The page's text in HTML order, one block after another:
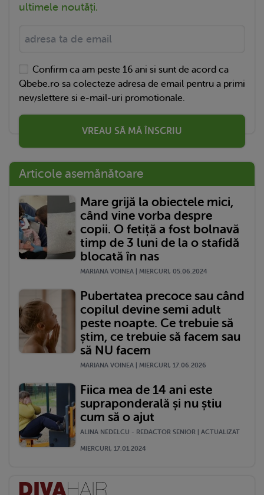
ultimele noutăți.
Confirm ca am peste 16 ani si sunt de acord ca
Qbebe.ro sa colecteze adresa de email pentru a primi
newslettere si e-mail-uri promotionale.
VREAU SĂ MĂ ÎNSCRIU
Articole asemănătoare
Mare grijă la obiectele mici,
când vine vorba despre
copii. O fetiță a fost bolnavă
timp de 3 luni de la o stafidă
blocată în nas
MARIANA VOINEA | MIERCURI, 05.06.2024
Pubertatea precoce sau când
copilul devine semi adult
peste noapte. Ce trebuie să
știm, ce trebuie să facem sau
să NU facem
MARIANA VOINEA | MIERCURI, 17.06.2026
Fiica mea de 14 ani este
supraponderală și nu știu
cum să o ajut
ALINA NEDELCU - REDACTOR SENIOR | ACTUALIZAT
MIERCURI, 17.01.2024